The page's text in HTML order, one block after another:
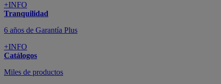
+INFO
Tranquilidad
6 años de Garantía Plus
+INFO
Catálogos
Miles de productos